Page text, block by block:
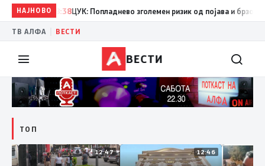
НАЈНОВО
08:38 ЦУК: Попладнево зголемен ризик од појава и брзо
ТВ АЛФА ВЕСТИ
ВЕСТИ
ТОП
12:50 12:47 12:46